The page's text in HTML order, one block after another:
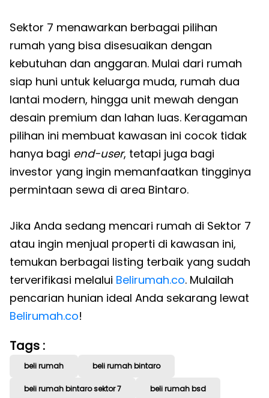
Sektor 7 menawarkan berbagai pilihan
rumah yang bisa disesuaikan dengan
kebutuhan dan anggaran. Mulai dari rumah
siap huni untuk keluarga muda, rumah dua
lantai modern, hingga unit mewah dengan
desain premium dan lahan luas. Keragaman
pilihan ini membuat kawasan ini cocok tidak
hanya bagi end-user, tetapi juga bagi
investor yang ingin memanfaatkan tingginya
permintaan sewa di area Bintaro.
Jika Anda sedang mencari rumah di Sektor 7
atau ingin menjual properti di kawasan ini,
temukan berbagai listing terbaik yang sudah
terverifikasi melalui Belirumah.co. Mulailah
pencarian hunian ideal Anda sekarang lewat
Belirumah.co!
Tags :
beli rumah beli rumah bintaro
beli rumah bintaro sektor 7 beli rumah bsd